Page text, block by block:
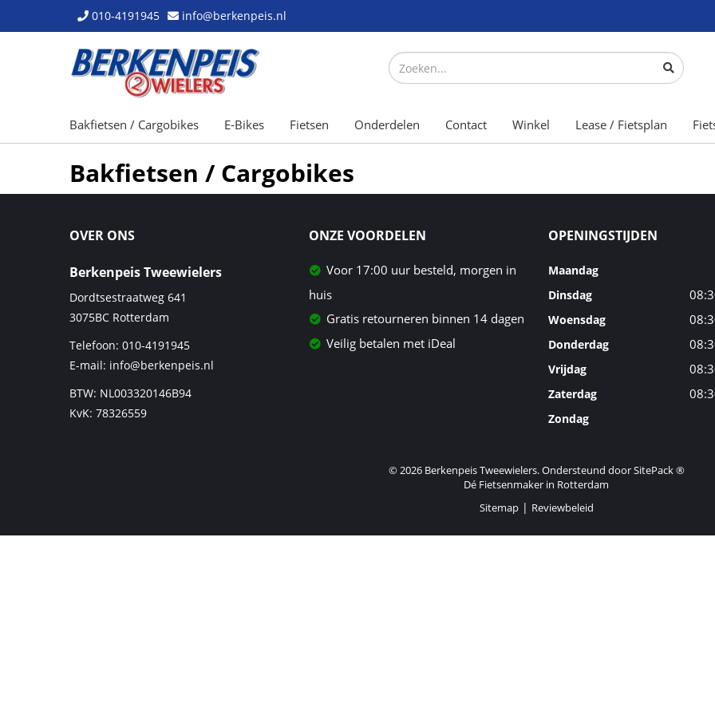
010-4191945 info@berkenpeis.nl
Bakfietsen / Cargobikes E-Bikes Fietsen Onderdelen Contact Winkel Lease / Fietsplan
Bakfietsen / Cargobikes
OVER ONS
Berkenpeis Tweewielers
Dordtsestraatweg 641
3075BC Rotterdam
Telefoon: 010-4191945
E-mail: info@berkenpeis.nl
BTW: NL003320146B94
KvK: 78326559
ONZE VOORDELEN
Voor 17:00 uur besteld, morgen in
huis
Gratis retourneren binnen 14 dagen
Veilig betalen met iDeal
OPENINGSTIJDEN
Maandag
Dinsdag
Woensdag
Donderdag
Vrijdag
Zaterdag
Zondag
© 2026 Berkenpeis Tweewielers. Ondersteund doorSitePack ®
Dé Fietsenmaker in Rotterdam
Sitemap
Reviewbeleid